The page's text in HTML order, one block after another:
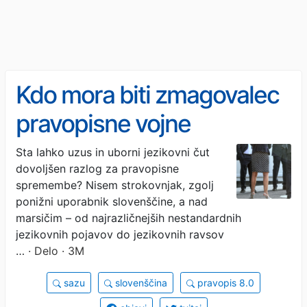
Kdo mora biti zmagovalec
pravopisne vojne
Sta lahko uzus in uborni jezikovni čut
dovoljšen razlog za pravopisne
spremembe? Nisem strokovnjak, zgolj
ponižni uporabnik slovenščine, a nad
marsičim – od najrazličnejših nestandardnih
jezikovnih pojavov do jezikovnih ravsov
… · Delo · 3M
sazu slovenščina pravopis 8.0